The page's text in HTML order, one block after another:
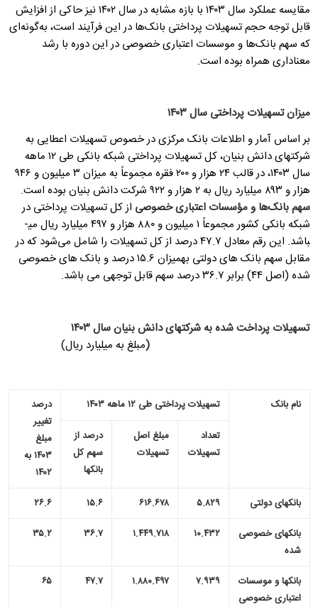
مقایسه عملکرد سال ۱۴۰۳ با بازه مشابه در سال ۱۴۰۲ نیز حاکی از افزایش
قابل توجه حجم تسهیلات پرداختی بانک‌ها در این فرآیند است، به‌گونه‌ای
که سهم بانک‌ها و موسسات اعتباری خصوصی در این دوره با رشد
معناداری همراه بوده است.
میزان تسهیلات پرداختی سال ۱۴۰۳
بر اساس آمار و اطلاعات بانک مرکزی در خصوص تسهیلات اعطایی به
شرکت­های دانش بنیان، کل تسهیلات پرداختی شبکه بانکی طی ۱۲ ماهه
سال ۱۴۰۳، در قالب ۲۴ هزار و ۲۰۰ فقره مجموعاً به میزان ۳ میلیون و ۹۴۶
هزار و ۸۹۳ میلیارد ریال به ۲ هزار و ۹۲۲ شرکت دانش بنیان بوده است.
سهمبانک‌ها و مؤسسات اعتباری خصوصی از کل تسهیلات پرداختی در
شبکه بانکی کشور مجموعاً ۱ میلیون و ۸۸۰ هزار و ۴۹۷ میلیارد ریال می­
باشد. این رقم معادل ۴۷.۷ درصد از کل تسهیلات را شامل می‌شود که در
مقابل سهم بانک های دولتی به­میزان ۱۵.۶ درصد و بانک های خصوصی
شده (اصل ۴۴) برابر ۳۶.۷ درصد سهم قابل توجهی می باشد.
(مبلغ به میلیارد ریال)
نام بانک تسهیلات پرداختی طی ۱۲ ماهه ۱۴۰۳
درصد
تغییر
مبلغ
۱۴۰۳ به
۱۴۰۲
تعداد
تسهیلات
مبلغ اصل
تسهیلات
درصد از
سهم کل
بانک­ها
بانک­های دولتی ۵.۸۲۹ ۶۱۶.۶۷۸ ۱۵.۶
۲۶.۶
بانک­های خصوصی
شده
۱۰.۴۳۲ ۱.۴۴۹.۷۱۸ ۳۶.۷ ۳۵.۲
بانک­ها و موسسات
اعتباری خصوصی
۷.۹۳۹ ۱.۸۸۰.۴۹۷ ۴۷.۷ ۶۵